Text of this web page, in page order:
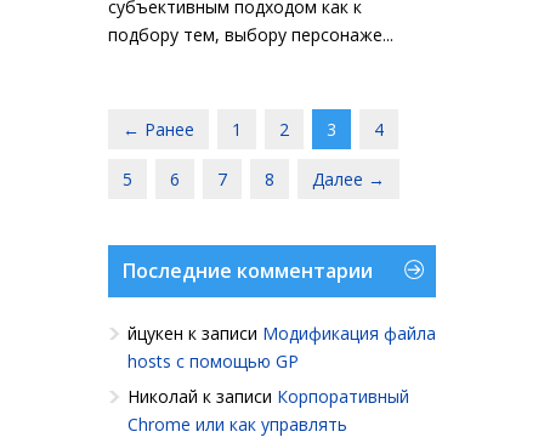
субъективным подходом как к
подбору тем, выбору персонаже...
← Ранее 1 2 3 4
5 6 7 8 Далее →
Последние комментарии
йцукен к записи Модификация файла
hosts с помощью GP
Николай к записи Корпоративный
Chrome или как управлять